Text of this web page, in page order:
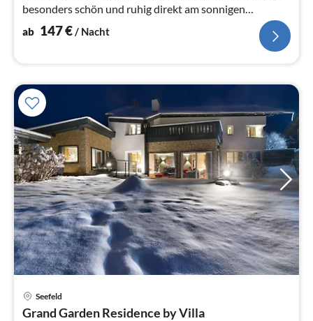
besonders schön und ruhig direkt am sonnigen
Geigenbühel.
ab 147€/ Nacht
Seefeld
Grand Garden Residence by Villa